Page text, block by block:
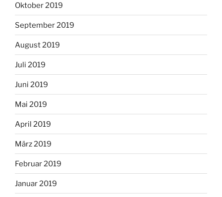
Oktober 2019
September 2019
August 2019
Juli 2019
Juni 2019
Mai 2019
April 2019
März 2019
Februar 2019
Januar 2019